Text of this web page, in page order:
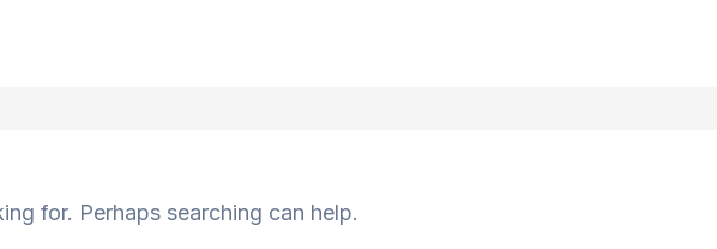
for. Perhaps searching can help.